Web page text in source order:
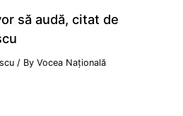
să audă, citat de
/ ByVocea Națională